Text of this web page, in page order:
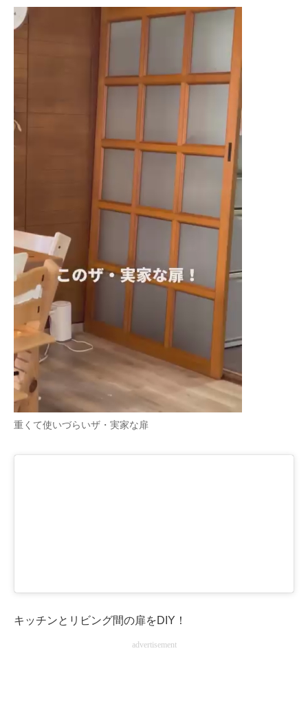
好きが集まる 比べて選べる
AI活用のいまが分かる
経営リーダーのコミュニティ
ITエンジニア向け専門サイト
企業向けIT製品の総合サイト
IT製品の技術・比較・事例
製造業のIT導入・活用を支援
モノづくり技術者専門サイト
エレクトロニクス専門サイト
電子設計の基本と応用
エネルギーの専門メディア
重くて使いづらいザ・実家な扉
キッチンとリビング間の扉をDIY！
advertisement